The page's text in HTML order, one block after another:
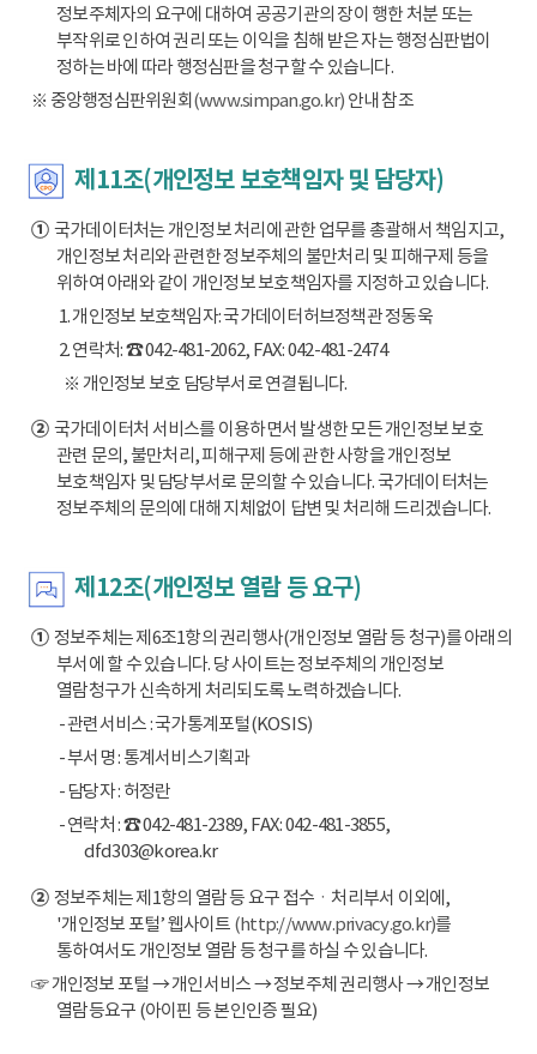
정보주체자의 요구에 대하여 공공기관의 장이 행한 처분 또는
부작위로 인하여 권리 또는 이익을 침해 받은 자는 행정심판법이
정하는 바에 따라 행정심판을 청구할 수 있습니다.
※ 중앙행정심판위원회(www.simpan.go.kr) 안내 참조
제11조(개인정보 보호책임자 및 담당자)
①국가데이터처는 개인정보 처리에 관한 업무를 총괄해서 책임지고,
개인정보 처리와 관련한 정보주체의 불만처리 및 피해구제 등을
위하여 아래와 같이 개인정보 보호책임자를 지정하고 있습니다.
1. 개인정보 보호책임자: 국가데이터허브정책관 정동욱
2. 연락처: ☎ 042-481-2062, FAX: 042-481-2474
※ 개인정보 보호 담당부서로 연결됩니다.
②국가데이터처 서비스를 이용하면서 발생한 모든 개인정보 보호
관련 문의, 불만처리, 피해구제 등에 관한 사항을 개인정보
보호책임자 및 담당부서로 문의할 수 있습니다. 국가데이터처는
정보주체의 문의에 대해 지체없이 답변 및 처리해 드리겠습니다.
제12조(개인정보 열람 등 요구)
①정보주체는 제6조1항의 권리행사(개인정보 열람 등 청구)를 아래의
부서에 할 수 있습니다. 당 사이트는 정보주체의 개인정보
열람청구가 신속하게 처리되도록 노력하겠습니다.
- 관련서비스 : 국가통계포털(KOSIS)
- 부서명 : 통계서비스기획과
- 담당자 : 허정란
- 연락처 : ☎ 042-481-2389, FAX: 042-481-3855,
dfd303@korea.kr
②정보주체는 제1항의 열람 등 요구 접수ㆍ처리부서 이외에,
'개인정보 포털’ 웹사이트 (http://www.privacy.go.kr)를
통하여서도 개인정보 열람 등 청구를 하실 수 있습니다.
☞ 개인정보 포털 → 개인서비스 → 정보주체 권리행사 → 개인정보
열람등요구 (아이핀 등 본인인증 필요)